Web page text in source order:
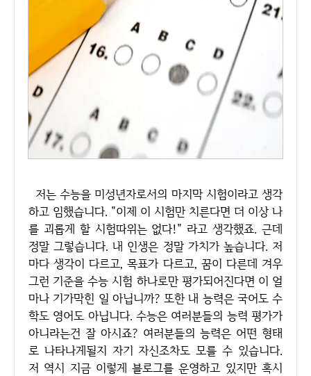
저는 수능을 미성년자로서의 마지막 시험이라고 생각
하고 임했습니다. "이제 이 시험만 치른다면 더 이상 나
를 괴롭게 할 시험따위는 없다!" 라고 생각했죠. 근데
정말 그렇습니다. 내 인생은 정말 가치가 높습니다. 저
마다 생각이 다르고, 목표가 다르고, 꿈이 다른데 겨우
그런 기준을 수능 시험 하나로만 평가되어진다면 이 얼
마나 기가막힌 일 아닙니까? 또한 내 능력은 국어도 수
학도 영어도 아닙니다. 수능은 여러분들의 능력 평가가
아니라는건 잘 아시죠? 여러분들의 능력은 어떤 형태
로 나타나게될지 자기 자신조차도 모를 수 있습니다.
저 역시 지금 이렇게 블로그를 운영하고 있지만 혹시